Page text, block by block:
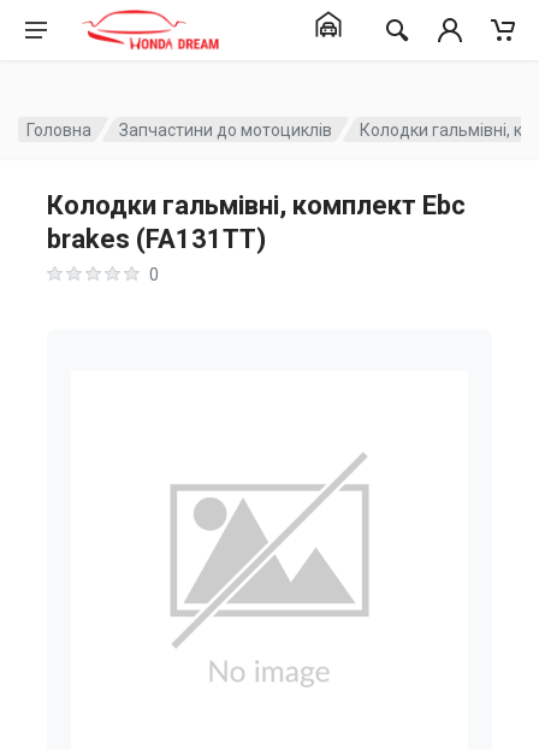
Головна Запчастини до мотоциклів Колодки гальмівні,
Колодки гальмівні, комплект Ebc
brakes (FA131TT)
0